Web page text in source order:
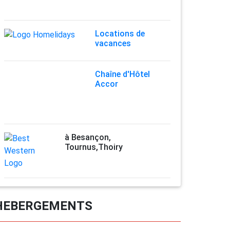
Locations de
vacances
Chaîne d'Hôtel
Accor
à Besançon,
Tournus,Thoiry